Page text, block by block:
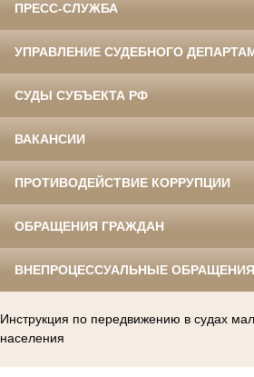
ПРЕСС-СЛУЖБА
УПРАВЛЕНИЕ СУДЕБНОГО
СУДЫ СУБЪЕКТА РФ
ВАКАНСИИ
ПРОТИВОДЕЙСТВИЕ КОРРУПЦИИ
ОБРАЩЕНИЯ ГРАЖДАН
ВНЕПРОЦЕССУАЛЬНЫЕ ОБРАЩЕНИЯ
Инструкция по передвижению в судах
населения